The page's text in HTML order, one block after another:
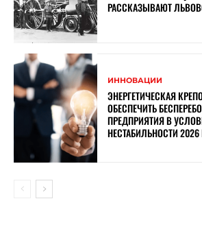
РАССКАЗЫВАЮТ
ИННОВАЦИИ
ЭНЕРГЕТИЧЕСКАЯ
ОБЕСПЕЧИТЬ
ПРЕДПРИЯТИЯ В
НЕСТАБИЛЬНОСТИ